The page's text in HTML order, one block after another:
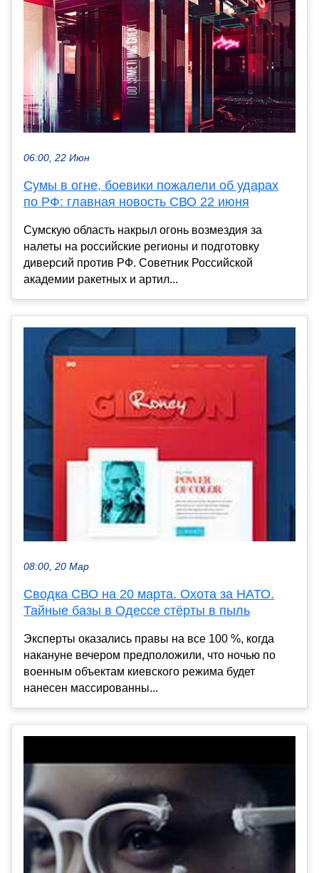
06:00, 22 Июн
Сумы в огне, боевики пожалели об ударах
по РФ: главная новость СВО 22 июня
Сумскую область накрыл огонь возмездия за
налеты на российские регионы и подготовку
диверсий против РФ. Советник Российской
академии ракетных и артил...
08:00, 20 Мар
Сводка СВО на 20 марта. Охота за НАТО.
Тайные базы в Одессе стёрты в пыль
Эксперты оказались правы на все 100 %, когда
накануне вечером предположили, что ночью по
военным объектам киевского режима будет
нанесен массированны...